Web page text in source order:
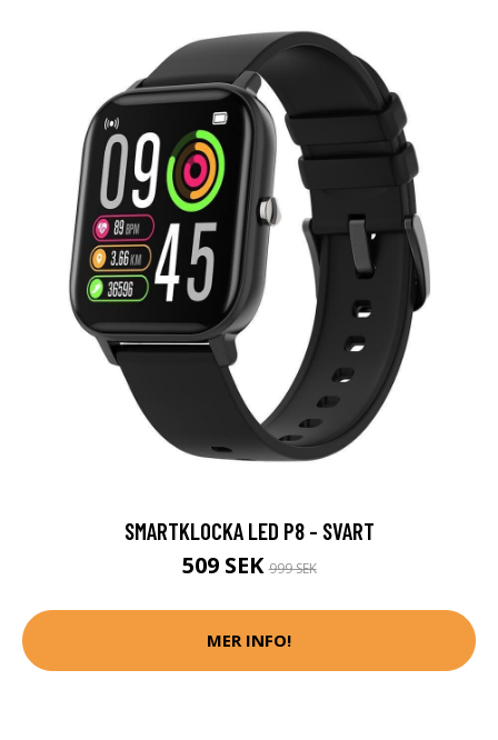
SMARTKLOCKA LED P8 - SVART
509 SEK999 SEK
MER INFO!